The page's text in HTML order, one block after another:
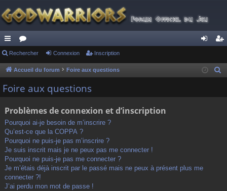
ac
co
ur
s
or
u ne cri
Rechercher Connexion Inscription
Accueil du forum Foire aux questions
Foire aux questions
Problèmes de connexion et d’inscription
Pourquoi ai-je besoin de m’inscrire ?
Qu’est-ce que la COPPA ?
Pourquoi ne puis-je pas m’inscrire ?
Je suis inscrit mais je ne peux pas me connecter !
Pourquoi ne puis-je pas me connecter ?
Je m’étais déjà inscrit par le passé mais ne peux à présent plus me
connecter ?!
J’ai perdu mon mot de passe !